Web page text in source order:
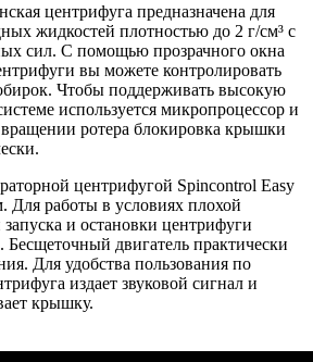
центрифуга предназначена для
жидкостей плотностью до 2 г/см³ с
сил. С помощью прозрачного окна
вы можете контролировать
Чтобы поддерживать высокую
используется микропроцессор и
ротера блокировка крышки
центрифугой Spincontrol Easy
Для работы в условиях плохой
и остановки центрифуги
двигатель практически
Для удобства пользования по
издает звуковой сигнал и
крышку.